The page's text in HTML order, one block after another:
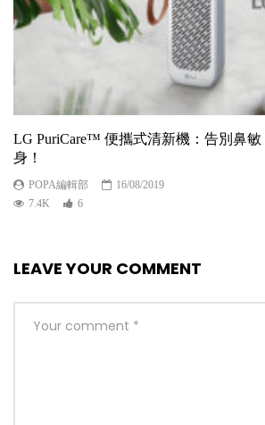
LG PuriCare™ 便攜式清新機：告別鼻
身！
POPA編輯部
16/08/2019
7.4K
6
LEAVE YOUR COMMENT